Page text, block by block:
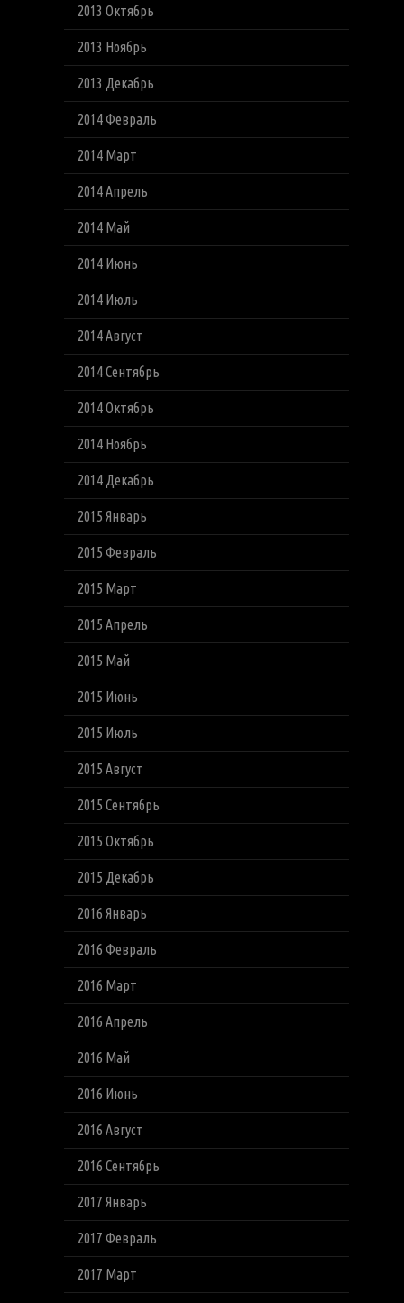
2013 Октябрь
2013 Ноябрь
2013 Декабрь
2014 Февраль
2014 Март
2014 Апрель
2014 Май
2014 Июнь
2014 Июль
2014 Август
2014 Сентябрь
2014 Октябрь
2014 Ноябрь
2014 Декабрь
2015 Январь
2015 Февраль
2015 Март
2015 Апрель
2015 Май
2015 Июнь
2015 Июль
2015 Август
2015 Сентябрь
2015 Октябрь
2015 Декабрь
2016 Январь
2016 Февраль
2016 Март
2016 Апрель
2016 Май
2016 Июнь
2016 Август
2016 Сентябрь
2017 Январь
2017 Февраль
2017 Март